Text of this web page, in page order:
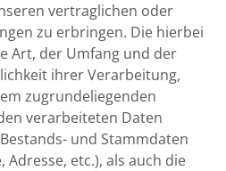
vertraglichen oder
zu erbringen. Die hierbei
Art, der Umfang und der
ihrer Verarbeitung,
zugrundeliegenden
verarbeiteten Daten
und Stammdaten
Adresse, etc.), als auch die